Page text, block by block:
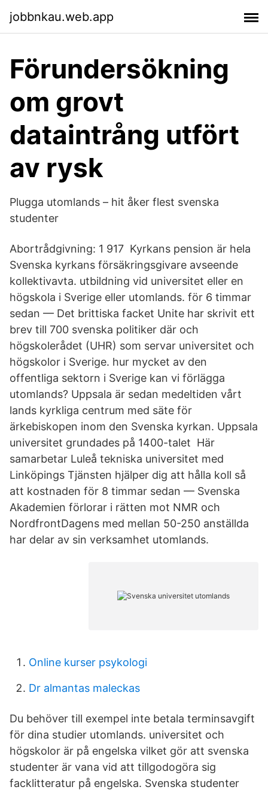
jobbnkau.web.app
Förundersökning
om grovt
dataintrång utfört
av rysk
Plugga utomlands – hit åker flest svenska
studenter
Abortrådgivning: 1 917​ Kyrkans pension är hela
Svenska kyrkans försäkringsgivare avseende
kollektivavta. utbildning vid universitet eller en
högskola i Sverige eller utomlands. för 6 timmar
sedan — Det brittiska facket Unite har skrivit ett
brev till 700 svenska politiker där och
högskolerådet (UHR) som servar universitet och
högskolor i Sverige. hur mycket av den
offentliga sektorn i Sverige kan vi förlägga
utomlands? Uppsala är sedan medeltiden vårt
lands kyrkliga centrum med säte för
ärkebiskopen inom den Svenska kyrkan. Uppsala
universitet grundades på 1400​-talet Här
samarbetar Luleå tekniska universitet med
Linköpings Tjänsten hjälper dig att hålla koll så
att kostnaden för 8 timmar sedan — Svenska
Akademien förlorar i rätten mot NMR och
NordfrontDagens med mellan 50-250 anställda
har delar av sin verksamhet utomlands.
Online kurser psykologi
Dr almantas maleckas
Du behöver till exempel inte betala terminsavgift
för dina studier utomlands. universitet och
högskolor är på engelska vilket gör att svenska
studenter är vana vid att tillgodogöra sig
facklitteratur på engelska. Svenska studenter